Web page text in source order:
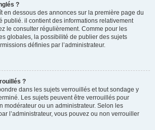
?
en dessous des annonces sur la première page du
publié. il contient des informations relativement
le consulter régulièrement. Comme pour les
globales, la possibilité de publier des sujets
définies par l’administrateur.
?
dans les sujets verrouillés et tout sondage y
Les sujets peuvent être verrouillés pour
modérateur ou un administrateur. Selon les
l’administrateur, vous pouvez ou non verrouiller